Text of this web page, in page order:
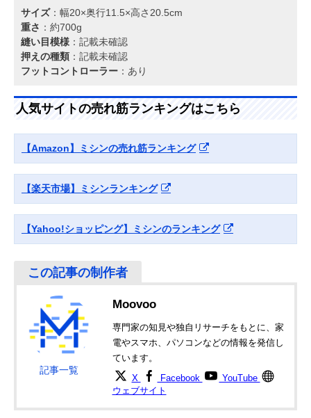
サイズ：幅20×奥行11.5×高さ20.5cm
重さ ：約700g
縫い目模様 ：記載未確認
押えの種類 ：記載未確認
フットコントローラー ：あり
人気サイトの売れ筋ランキングはこちら
【Amazon】ミシンの売れ筋ランキング
【楽天市場】ミシンランキング
【Yahoo!ショッピング】ミシンのランキング
記事一覧
Moovoo
専門家の知見や独自リサーチをもとに、家
電やスマホ、パソコンなどの情報を発信し
ています。
X Facebook
YouTube
ウェブサイト